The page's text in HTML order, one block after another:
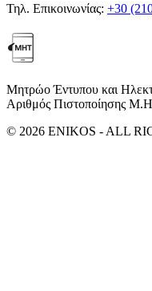
Τηλ. Επικοινωνίας: +30
Μητρώο Έντυπου και
Αριθμός Πιστοποίησης
© 2026 ENIKOS - ALL